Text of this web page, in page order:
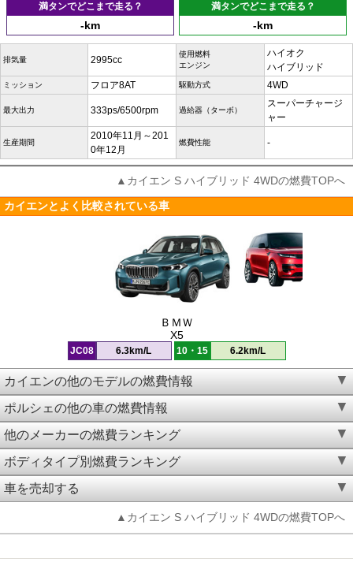
満タンでどこまで走る？
-km
満タンでどこまで走る？
-km
排気量 2995cc
使用燃料
エンジン
ハイオク
ハイブリッド
ミッション フロア8AT 駆動方式 4WD
最大出力 333ps/6500rpm 過給器（ターボ）
スーパーチャージ
ャー
生産期間
2010年11月～201
0年12月
燃費性能 -
▲カイエン S ハイブリッド 4WDの燃費TOPへ
カイエンとよく比較されている車
ＢＭＷ
X5
JC08 6.3km/L 10・15 6.2km/L
カイエンの他のモデルの燃費情報
ポルシェの他の車の燃費情報
他のメーカーの燃費ランキング
ボディタイプ別燃費ランキング
車を売却する
▲カイエン S ハイブリッド 4WDの燃費TOPへ